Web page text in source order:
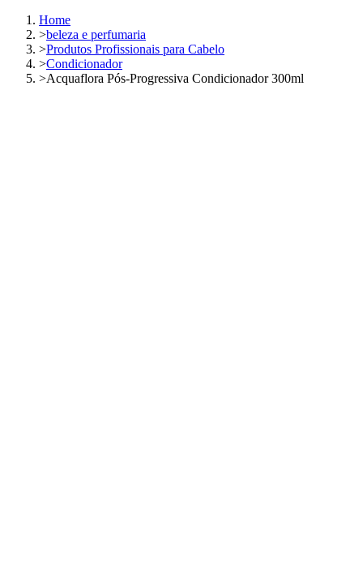
Home
>beleza e perfumaria
>Produtos Profissionais para Cabelo
>Condicionador
>Acquaflora Pós-Progressiva Condicionador 300ml